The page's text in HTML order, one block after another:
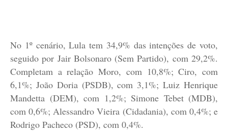
No 1º cenário, Lula tem 34,9% das intenções de voto,
seguido por Jair Bolsonaro (Sem Partido), com 29,2%.
Completam a relação Moro, com 10,8%; Ciro, com
6,1%; João Doria (PSDB), com 3,1%; Luiz Henrique
Mandetta (DEM), com 1,2%; Simone Tebet (MDB),
com 0,6%; Alessandro Vieira (Cidadania), com 0,4%; e
Rodrigo Pacheco (PSD), com 0,4%.